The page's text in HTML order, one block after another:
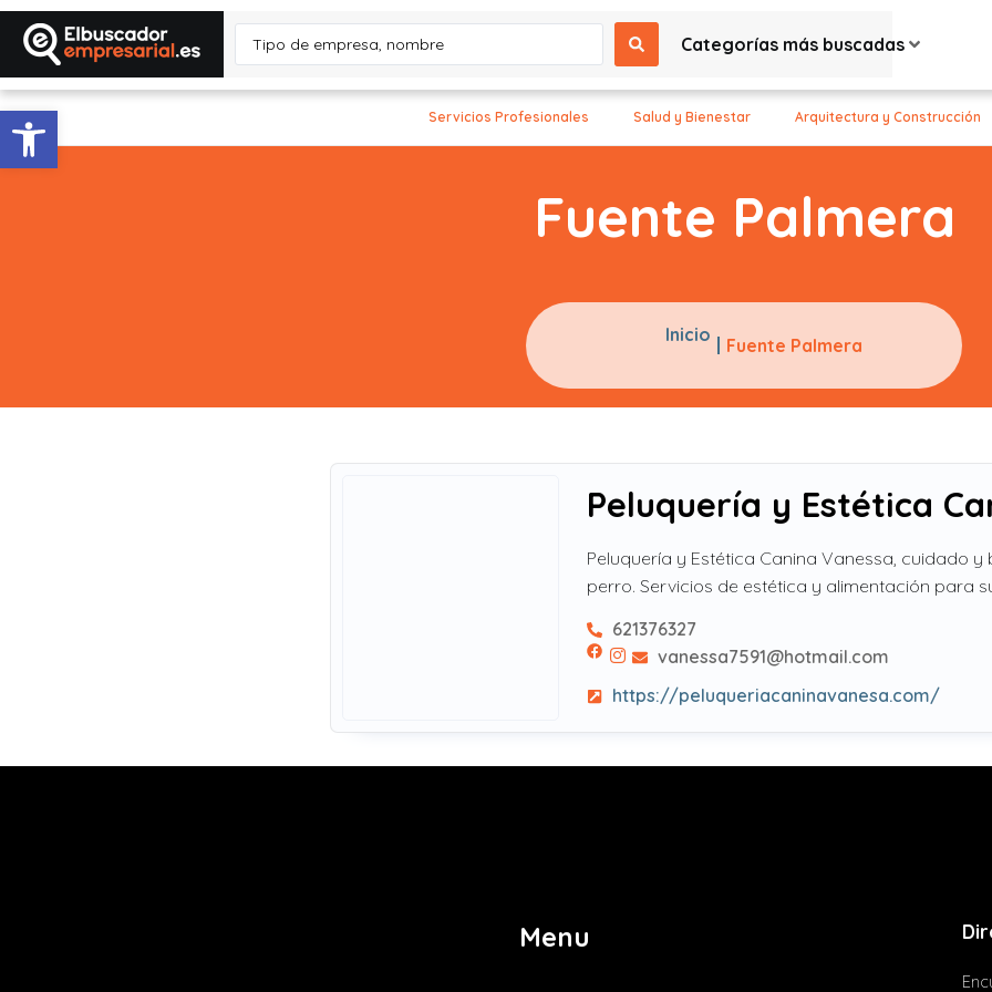
Abrir barra de herramientas
Categorías más buscadas
Servicios Profesionales Salud y Bienestar Arquitectura y Construcción
Fuente Palmera
Inicio Fuente Palmera
Peluquería y Estética
Peluquería y Estética Canina Vanessa, cuidado
perro. Servicios de estética y alimentación para
621376327
vanessa7591@hotmail.com
https://peluqueriacaninavanesa.com/
Menu